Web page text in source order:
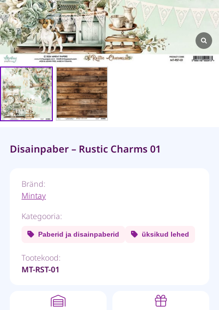
Disainpaber – Rustic Charms 01
Bränd:
Mintay
Kategooria:
Paberid ja disainpaberid üksikud lehed
Tootekood:
MT-RST-01